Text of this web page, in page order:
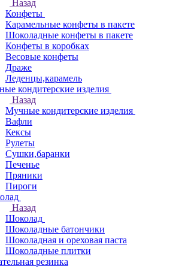
Назад
Конфеты
Карамельные конфеты в пакете
Шоколадные конфеты в пакете
Конфеты в коробках
Весовые конфеты
Драже
Леденцы,карамель
кондитерские изделия
Назад
Мучные кондитерские изделия
Вафли
Кексы
Рулеты
Сушки,баранки
Печенье
Пряники
Пироги
Назад
Шоколад
Шоколадные батончики
Шоколадная и ореховая паста
Шоколадные плитки
резинка